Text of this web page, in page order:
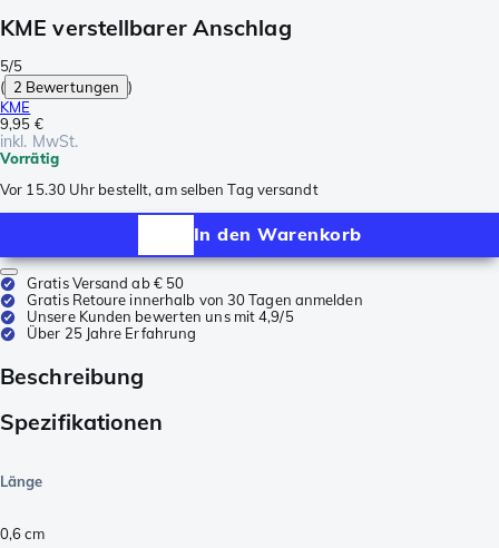
KME verstellbarer Anschlag
5/5
( 2 Bewertungen )
KME
9,95 €
inkl. MwSt.
Vorrätig
Vor 15.30 Uhr bestellt, am selben Tag versandt
In den Warenkorb
Gratis Versand ab € 50
Gratis Retoure innerhalb von 30 Tagen anmelden
Unsere Kunden bewerten uns mit 4,9/5
Über 25 Jahre Erfahrung
Beschreibung
Spezifikationen
Länge
0,6cm